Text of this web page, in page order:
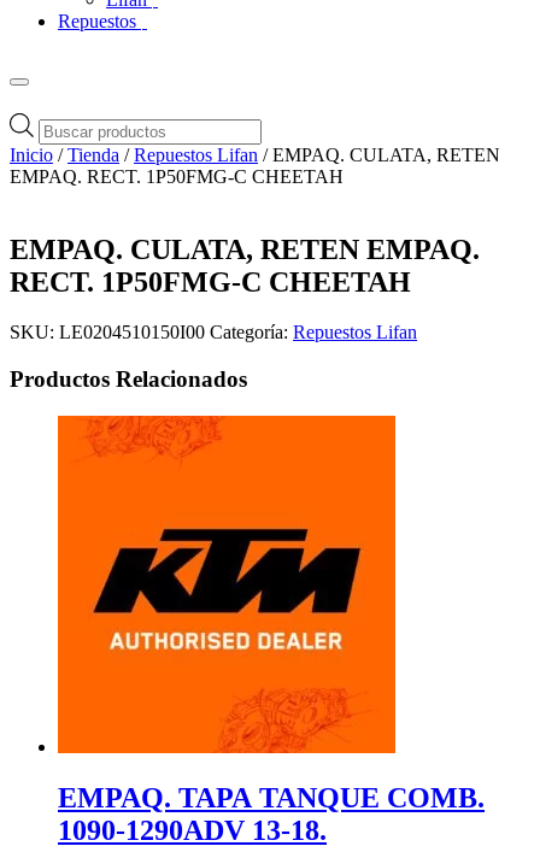
Repuestos
Búsqueda
de
productos
Inicio /Tienda /Repuestos Lifan / EMPAQ. CULATA, RETEN
EMPAQ. RECT. 1P50FMG-C CHEETAH
EMPAQ. CULATA, RETEN EMPAQ.
RECT. 1P50FMG-C CHEETAH
SKU: LE0204510150I00 Categoría: Repuestos Lifan
Productos Relacionados
EMPAQ. TAPA TANQUE COMB.
1090-1290ADV 13-18.